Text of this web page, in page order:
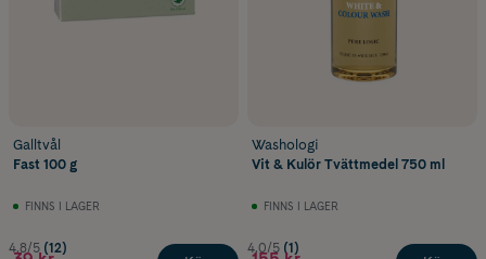
Galltvål
Fast 100 g
FINNS I LAGER
4.8/5 (12)
Washologi
Vit & Kulör Tvättmedel 750 ml
FINNS I LAGER
4.0/5 (1)